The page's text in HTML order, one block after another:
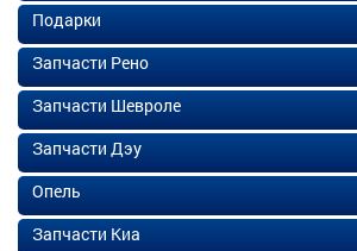
Подарки
Запчасти Рено
Запчасти Шевроле
Запчасти Дэу
Опель
Запчасти Киа